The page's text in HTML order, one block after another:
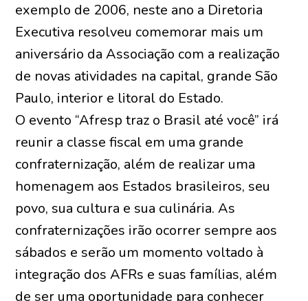
exemplo de 2006, neste ano a Diretoria
Executiva resolveu comemorar mais um
aniversário da Associação com a realização
de novas atividades na capital, grande São
Paulo, interior e litoral do Estado.
O evento “Afresp traz o Brasil até você” irá
reunir a classe fiscal em uma grande
confraternização, além de realizar uma
homenagem aos Estados brasileiros, seu
povo, sua cultura e sua culinária. As
confraternizações irão ocorrer sempre aos
sábados e serão um momento voltado à
integração dos AFRs e suas famílias, além
de ser uma oportunidade para conhecer